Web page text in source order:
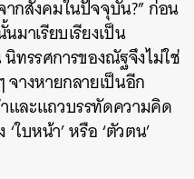
กสังคมในปัจจุบัน?” ก่อน
มาเรียบเรียงเป็น
นิทรรศการของณัฐจึงไม่ใช่
างหายกลายเป็นอีก
ละแถวบรรทัดความคิด
ใบหน้า’ หรือ ‘ตัวตน’